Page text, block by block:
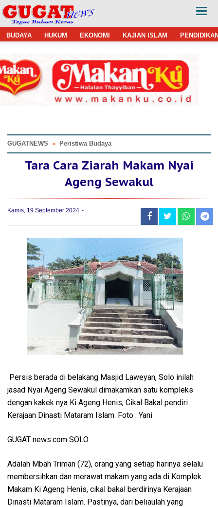
BUDAYA HUKUM EKONOMI KAJIAN ISLAM
GUGATNEWS » Peristiwa Budaya
Tara Cara Ziarah Makam Nyai
Ageng Sewakul
Kamis, 19 September 2024
Persis berada di belakang Masjid Laweyan, Solo inilah
jasad Nyai Ageng Sewakul dimakamkan satu kompleks
dengan kakek nya Ki Ageng Henis, Cikal Bakal pendiri
Kerajaan Dinasti Mataram Islam. Foto : Yani
GUGAT news.com SOLO
Adalah Mbah Triman (72), orang yang setiap harinya selalu
membersihkan dan merawat makam yang ada di Komplek
Makam Ki Ageng Henis, cikal bakal berdirinya Kerajaan
Dinasti Mataram Islam. Pastinya, dari beliaulah yang